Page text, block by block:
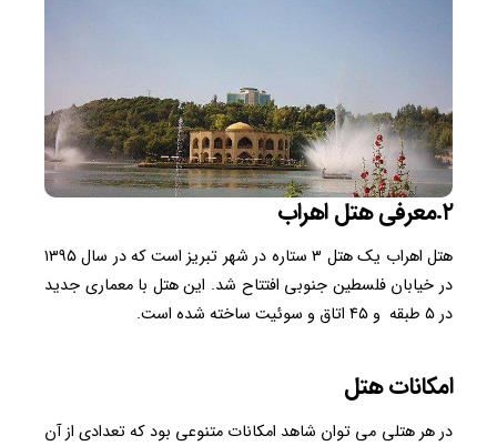
۲.معرفی هتل اهراب
هتل اهراب یک هتل ۳ ستاره در شهر تبریز است که در سال ۱۳۹۵
در خیابان فلسطین جنوبی افتتاح شد. این هتل با معماری جدید
در ۵ طبقه و ۴۵ اتاق و سوئیت ساخته شده است.
امکانات هتل
در هر هتلی می توان شاهد امکانات متنوعی بود که تعدادی از آن